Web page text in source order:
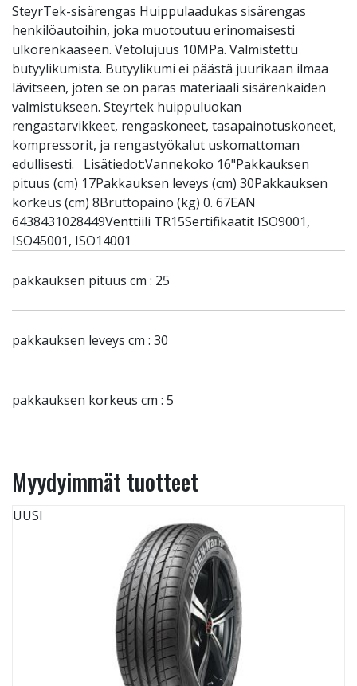
SteyrTek-sisärengas Huippulaadukas sisärengas
henkilöautoihin, joka muotoutuu erinomaisesti
ulkorenkaaseen. Vetolujuus 10MPa. Valmistettu
butyylikumista. Butyylikumi ei päästä juurikaan ilmaa
lävitseen, joten se on paras materiaali sisärenkaiden
valmistukseen. Steyrtek huippuluokan
rengastarvikkeet, rengaskoneet, tasapainotuskoneet,
kompressorit, ja rengastyökalut uskomattoman
edullisesti. Lisätiedot:Vannekoko 16"Pakkauksen
pituus (cm) 17Pakkauksen leveys (cm) 30Pakkauksen
korkeus (cm) 8Bruttopaino (kg) 0. 67EAN
6438431028449Venttiili TR15Sertifikaatit ISO9001,
ISO45001, ISO14001
pakkauksen pituus cm : 25
pakkauksen leveys cm : 30
pakkauksen korkeus cm : 5
Myydyimmät tuotteet
UUSI